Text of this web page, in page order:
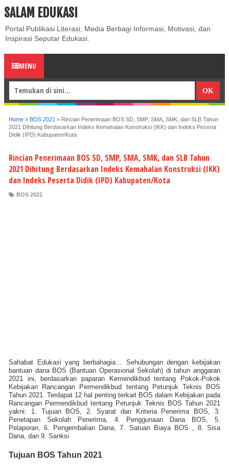
ABOUT CONTACT US
SALAM EDUKASI
Portal Publikasi Literasi, Media Berbagi Informasi, Motivasi, dan
Inspirasi Seputar Edukasi.
MENU
Home » BOS 2021 » Rincian Penerimaan BOS SD, SMP, SMA, SMK, dan SLB Tahun
2021 Dihitung Berdasarkan Indeks Kemahalan Konstruksi (IKK) dan Indeks Peserta
Didik (IPD) Kabupaten/Kota
Rincian Penerimaan BOS SD, SMP, SMA, SMK, dan SLB Tahun
2021 Dihitung Berdasarkan Indeks Kemahalan Konstruksi (IKK)
dan Indeks Peserta Didik (IPD) Kabupaten/Kota
BOS 2021
Sahabat Edukasi yang berbahagia… Sehubungan dengan kebijakan
bantuan dana BOS (Bantuan Operasional Sekolah) di tahun anggaran
2021 ini, berdasarkan paparan Kemendikbud tentang Pokok-Pokok
Kebijakan Rancangan Permendikbud tentang Petunjuk Teknis BOS
Tahun 2021. Terdapat 12 hal penting terkait BOS dalam Kebijakan pada
Rancangan Permendikbud tentang Petunjuk Teknis BOS Tahun 2021
yakni: 1. Tujuan BOS, 2. Syarat dan Kriteria Penerima BOS, 3.
Penetapan Sekolah Penerima, 4. Penggunaan Dana BOS, 5.
Pelaporan, 6. Pengembalian Dana, 7. Satuan Biaya BOS , 8. Sisa
Dana, dan 9. Sanksi
Tujuan BOS Tahun 2021